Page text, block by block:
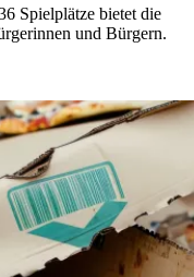
Spielplätze bietet die
und Bürgern.